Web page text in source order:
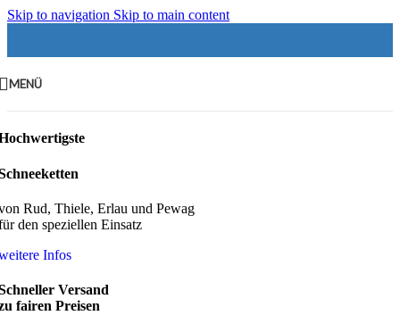
Skip to navigation Skip to main content
MENÜ
Rud, Thiele, Erlau und Pewag
den speziellen Einsatz
Infos
Versand
fairen Preisen